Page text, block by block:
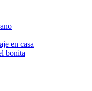
en casa
bonita